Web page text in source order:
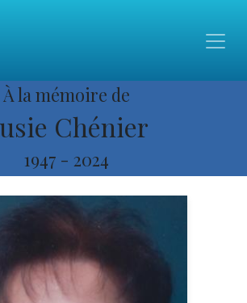
À la mémoire de
Chénier
1947 - 2024